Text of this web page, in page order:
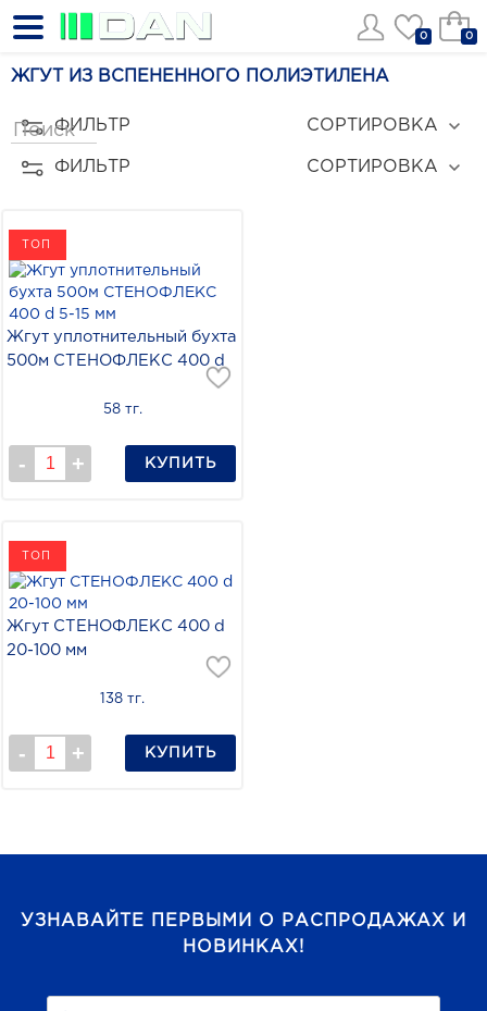
0 0
ЖГУТ ИЗ ВСПЕНЕННОГО ПОЛИЭТИЛЕНА
ФИЛЬТР СОРТИРОВКА
ФИЛЬТР СОРТИРОВКА
ТОП
Жгут уплотнительный бухта
500м СТЕНОФЛЕКС 400 d
58 тг.
КУПИТЬ
ТОП
Жгут СТЕНОФЛЕКС 400 d
20-100 мм
138 тг.
КУПИТЬ
УЗНАВАЙТЕ ПЕРВЫМИ О РАСПРОДАЖАХ И
НОВИНКАХ!